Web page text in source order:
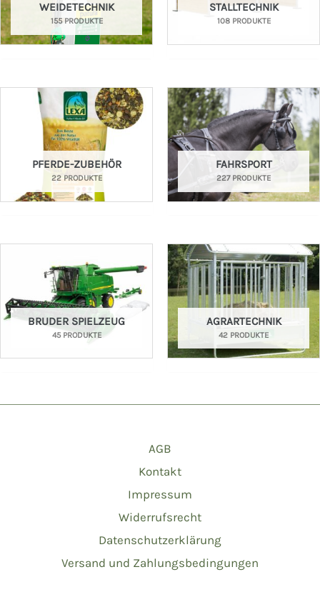
WEIDETECHNIK
155 PRODUKTE
STALLTECHNIK
108 PRODUKTE
PFERDE-ZUBEHÖR
22 PRODUKTE
FAHRSPORT
227 PRODUKTE
BRUDER SPIELZEUG
45 PRODUKTE
AGRARTECHNIK
42 PRODUKTE
AGB
Kontakt
Impressum
Widerrufsrecht
Datenschutzerklärung
Versand und Zahlungsbedingungen